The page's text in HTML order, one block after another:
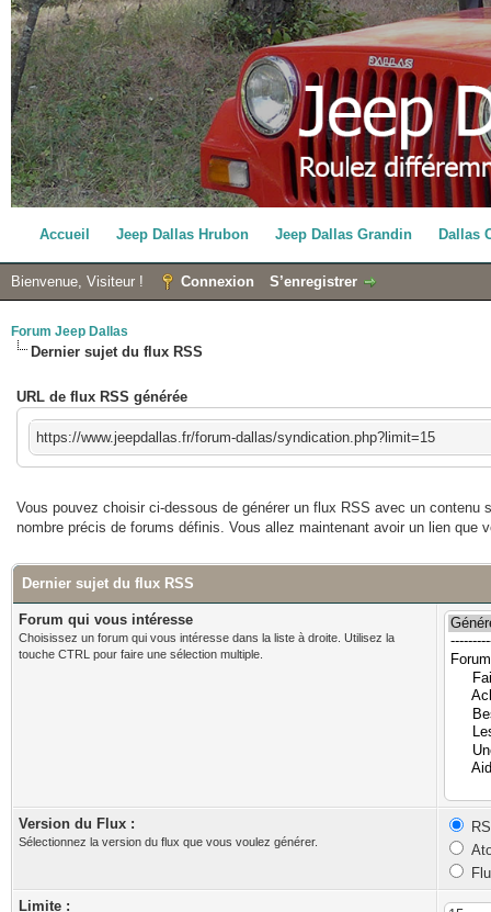
Accueil Jeep Dallas Hrubon Jeep Dallas Grandin Dallas
Bienvenue, Visiteur ! Connexion S’enregistrer
Forum Jeep Dallas
Dernier sujet du flux RSS
URL de flux RSS générée
https://www.jeepdallas.fr/forum-dallas/syndication.php?limit=15
Vous pouvez choisir ci-dessous de générer un flux RSS avec un
nombre précis de forums définis. Vous allez maintenant avoir un lien
Dernier sujet du flux RSS
Forum qui vous intéresse
Choisissez un forum qui vous intéresse dans la liste à droite. Utilisez la
touche CTRL pour faire une sélection multiple.
Version du Flux :
Sélectionnez la version du flux que vous voulez générer.
Limite :